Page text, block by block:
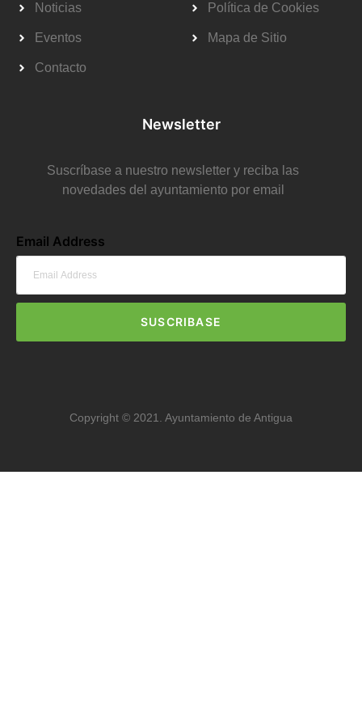
Noticias
Eventos
Contacto
Política de Cookies
Mapa de Sitio
Newsletter
Suscríbase a nuestro newsletter y reciba las
novedades del ayuntamiento por email
Email Address
SUSCRIBASE
Copyright © 2021. Ayuntamiento de Antigua